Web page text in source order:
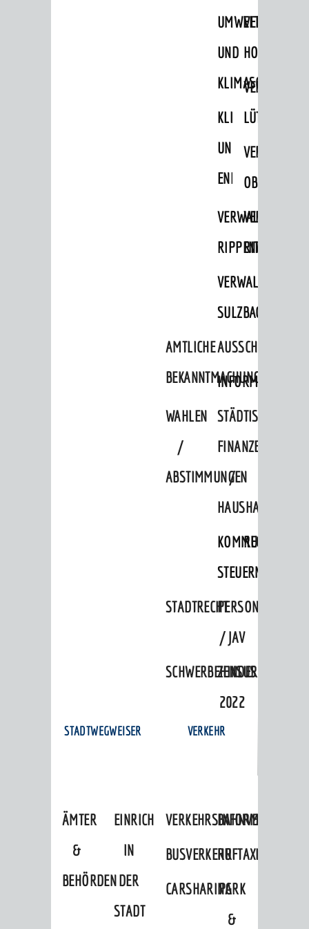
UMWELT-
UND
KLIMASCHUTZ
KLIMASCHUTZ
UND
RIPPENWEIER
SULZBACH
AMTLICHE
BEKANNTMACHUNGEN
WAHLEN
/
ABSTIMMUNGEN
STÄDTISCHE
FINANZEN
/
HAUSHALT
KOMMUNALE
STEUERN
STADTRECHTPERSONALRAT
/ JAV
ZENSUS
2022
STADTWEGWEISER
ÄMTER
&
BEHÖRDEN
EINRICHTUNGEN
IN
DER
STADT
VERKEHR
VERKEHRSINFORMATIONEN
BAHNVERKEHR
BUSVERKEHRRUFTAXI
CARSHARINGPARK
&
Schwerbehindertenvertretung
Datenschutz-